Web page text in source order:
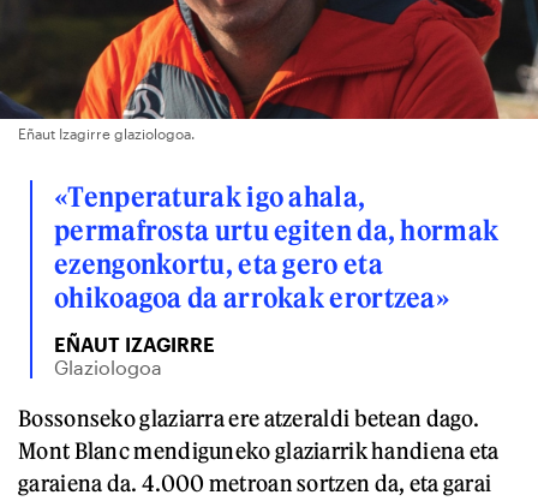
Eñaut Izagirre glaziologoa.
«Tenperaturak igo ahala,
permafrosta urtu egiten da, hormak
ezengonkortu, eta gero eta
ohikoagoa da arrokak erortzea»
EÑAUT IZAGIRRE
Glaziologoa
Bossonseko glaziarra ere atzeraldi betean dago.
Mont Blanc mendiguneko glaziarrik handiena eta
garaiena da. 4.000 metroan sortzen da, eta garai